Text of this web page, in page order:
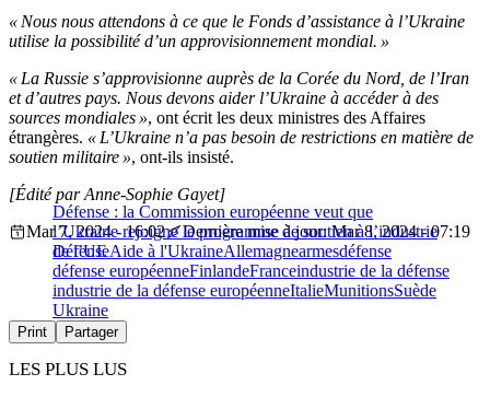
« Nous nous attendons à ce que le Fonds d’assistance à l’Ukraine
utilise la possibilité d’un approvisionnement mondial. »
« La Russie s’approvisionne auprès de la Corée du Nord, de l’Iran
et d’autres pays. Nous devons aider l’Ukraine à accéder à des
sources mondiales », ont écrit les deux ministres des Affaires
étrangères. « L’Ukraine n’a pas besoin de restrictions en matière de
soutien militaire », ont-ils insisté.
Défense : la Commission européenne veut que
l’Ukraine rejoigne le programme de soutien à l’industrie
de l’UE
[Édité par Anne-Sophie Gayet]
Mar 7, 2024 - 16:02
Dernière mise à jour: Mar 8, 2024 - 07:19
DéfenseAide à l'UkraineAllemagnearmesdéfense
défense européenneFinlandeFranceindustrie de la défense
industrie de la défense européenneItalieMunitionsSuède
Ukraine
Print Partager
LES PLUS LUS